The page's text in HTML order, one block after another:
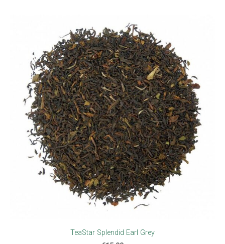
TeaStar Splendid Earl Grey